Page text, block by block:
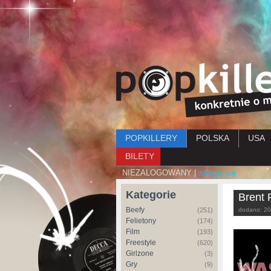
Menu główne
POPKILLERY POLSKA USA
BILETY
NIEZALOGOWANY | zaloguj się
Kategorie
Beefy (251)
Felietony (174)
Film (193)
Freestyle (620)
Girlzone (3)
Gry (9)
Brent
dodano: